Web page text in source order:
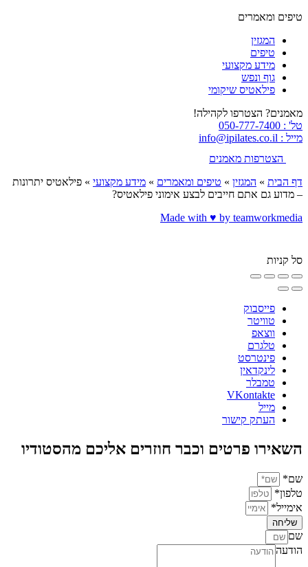
טיפים ומאמרים
המגזין
טיפים
מידע מקצועי
גוף ונפש
פילאטיס שיקומי
מאמנים? הצטרפו לקהילה!
טל' : 050-777-7400
מייל : info@ipilates.co.il
הצטרפות מאמנים
דף הבית » המגזין » טיפים ומאמרים » מידע מקצועי » פילאטיס יתרונות
– מדוע גם אתם חייבים לבצע אימוני פילאטיס?
Made with ♥️ by teamworkmedia
סל קניות
פייסבוק
טוויטר
ווצאפ
טלגרם
פינטרסט
לינקדאין
טמבלר
VKontakte
מייל
העתק קישור
השאירו פרטים וכבר חוזרים אליכם מהסטודיו
שם*
טלפון*
אימייל*
שליחה
שם
הודעה